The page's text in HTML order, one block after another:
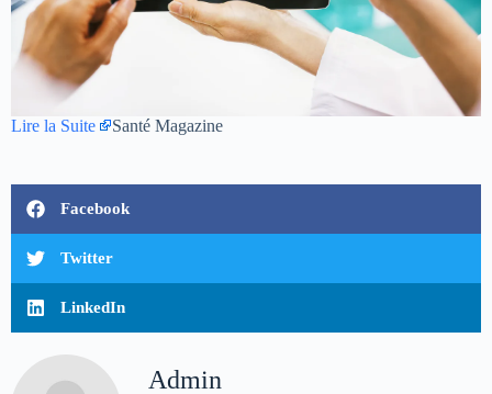
Lire la Suite Santé Magazine
Facebook
Twitter
LinkedIn
Admin